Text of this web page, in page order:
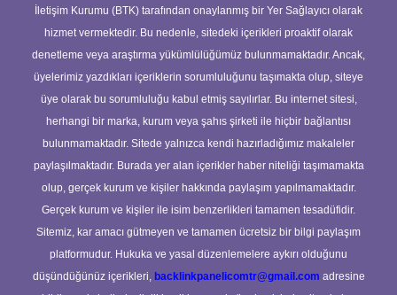
İletişim Kurumu (BTK) tarafından onaylanmış bir Yer Sağlayıcı olarak
hizmet vermektedir. Bu nedenle, sitedeki içerikleri proaktif olarak
denetleme veya araştırma yükümlülüğümüz bulunmamaktadır. Ancak,
üyelerimiz yazdıkları içeriklerin sorumluluğunu taşımakta olup, siteye
üye olarak bu sorumluluğu kabul etmiş sayılırlar. Bu internet sitesi,
herhangi bir marka, kurum veya şahıs şirketi ile hiçbir bağlantısı
bulunmamaktadır. Sitede yalnızca kendi hazırladığımız makaleler
paylaşılmaktadır. Burada yer alan içerikler haber niteliği taşımamakta
olup, gerçek kurum ve kişiler hakkında paylaşım yapılmamaktadır.
Gerçek kurum ve kişiler ile isim benzerlikleri tamamen tesadüfidir.
Sitemiz, kar amacı gütmeyen ve tamamen ücretsiz bir bilgi paylaşım
platformudur. Hukuka ve yasal düzenlemelere aykırı olduğunu
düşündüğünüz içerikleri, backlinkpanelicomtr@gmail.com adresine